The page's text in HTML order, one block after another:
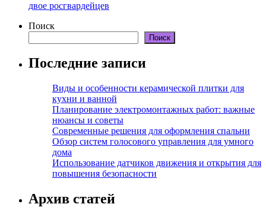
двое росгвардейцев
Поиск
Поиск
Последние записи
Виды и особенности керамической плитки для
кухни и ванной
Планирование электромонтажных работ: важные
нюансы и советы
Современные решения для оформления спальни
Обзор систем голосового управления для умного
дома
Использование датчиков движения и открытия для
повышения безопасности
Архив статей